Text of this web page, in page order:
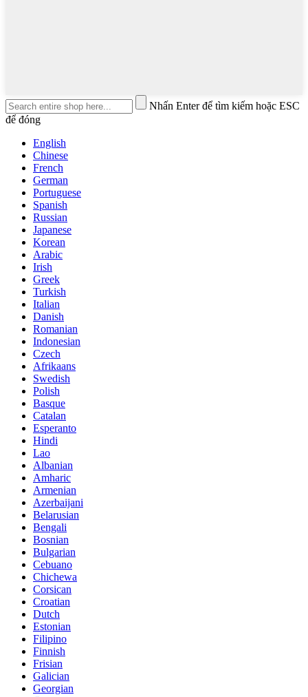
Nhấn Enter để tìm kiếm hoặc ESC
để đóng
English
Chinese
French
German
Portuguese
Spanish
Russian
Japanese
Korean
Arabic
Irish
Greek
Turkish
Italian
Danish
Romanian
Indonesian
Czech
Afrikaans
Swedish
Polish
Basque
Catalan
Esperanto
Hindi
Lao
Albanian
Amharic
Armenian
Azerbaijani
Belarusian
Bengali
Bosnian
Bulgarian
Cebuano
Chichewa
Corsican
Croatian
Dutch
Estonian
Filipino
Finnish
Frisian
Galician
Georgian